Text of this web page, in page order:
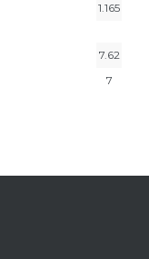
1.165
7.62
7